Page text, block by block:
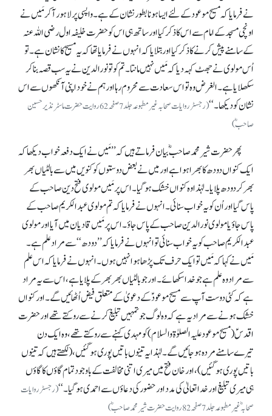
نے فرمایا کہ مسیح موعود کے لئے ایسا ہونا بطور نشان کے ہے۔ واپسی پر لاہور آ کرمَیں نے
اونچی مسجد کے امام سے اس کا ذکر کیا اور ساتھ ہی اس کو حضرت خلیفہ اول رضی اللہ عنہ
کے سامنے پیش کرنے کا ذکر کیا اور بتلایا کہ انہوں نے فرمایا تھا کہ یہ مسیح کا نشان ہے۔ تو
اُس مولوی نے جھٹ کہہ دیا کہ مَیں نہیں مانتا۔ تم کو تو نورالدین نے یہ سب قصہ بنا کر
سکھلایا ہے۔ الغرض وہ تو اس سعادت سے محروم رہا اور ہم نے خود اپنی آنکھوں سے اس
نشان کو دیکھا۔‘‘
(رجسٹر روایات صحابہ غیر مطبوعہ جلد 7 صفحہ 62روایت حضرت ماسٹر نذیر حسین
صاحبؓ)
پھر حضرت شیر محمد صاحبؓ بیان فرماتے ہیں کہ ’’مَیں نے ایک دفعہ خواب دیکھا کہ
ایک کنواں دودھ کا بھرا ہوا ہے اور میں نے بعض دوستوں کو کنویں میں سے بالٹیاں بھر
بھر کر دودھ پلایا۔ لہٰذا وہ کنواں خشک ہو گیا۔ اس پر مَیں مولوی فتح دین صاحب کے
پاس گیا اور اُن کو یہ خواب سنائی۔ انہوں نے فرمایا کہ تم مولوی عبدالکریم صاحب کے
پاس جاؤ یا مولوی نورالدین صاحب کے پاس جاؤ۔ اس پر مَیں قادیان میں آیا اور مولوی
عبدالکریم صاحب کو یہ خواب سنائی تو انہوں نے فرمایا کہ ’’دودھ‘‘ سے مراد علم ہے۔
مَیں نے کہا کہ مَیں تو ایک حرف تک پڑھا ہوا نہیں ہوں۔ انہوں نے فرمایا کہ اس علم
سے مراد وہ علم ہے جو خدا سکھائے۔ اور جو بالٹیاں بھر بھر کے پلایا ہے، اس سے یہ مراد
ہے کہ کئی دوست آپ سے مسیح موعودؑ کے دعویٰ کے متعلق فیض اُٹھائیں گے۔ اور کنواں
خشک ہونے سے مراد یہ ہے کہ وہ لوگ جو تمہیں تبلیغ کرنے سے روکتے تھے اور حضرت
اقدسؑ (مسیح موعود علیہ الصلوٰۃ والسلام) کو مہدی کہنے سے روکتے تھے، وہ ایک دن
تیرے سامنے مردہ ہو جائیں گے۔ لہٰذا یہ تینوں باتیں پوری ہو گئیں، (لکھتے ہیں کہ تینوں
باتیں پوری ہو گئیں )، اور خان فتح میں میری اتنی مخالفت کے باوجود تمام گاؤں کا گاؤں
ہی میری تبلیغ اور خدا تعالیٰ کی مدد اور حضور کی دعاؤں سے احمدی ہو گیا۔‘‘(رجسٹر روایات
صحابہؓ غیرمطبوعہ جلد 7 صفحہ 82 روایت حضرت شیر محمد صاحبؓ)